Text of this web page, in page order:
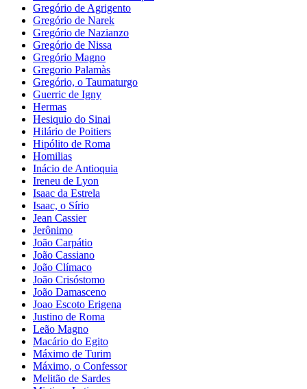
Gregório de Agrigento
Gregório de Narek
Gregório de Nazianzo
Gregório de Nissa
Gregório Magno
Gregorio Palamàs
Gregório, o Taumaturgo
Guerric de Igny
Hermas
Hesiquio do Sinai
Hilário de Poitiers
Hipólito de Roma
Homilias
Inácio de Antioquia
Ireneu de Lyon
Isaac da Estrela
Isaac, o Sírio
Jean Cassier
Jerônimo
João Carpátio
João Cassiano
João Clímaco
João Crisóstomo
João Damasceno
Joao Escoto Erigena
Justino de Roma
Leão Magno
Macário do Egito
Máximo de Turim
Máximo, o Confessor
Melitão de Sardes